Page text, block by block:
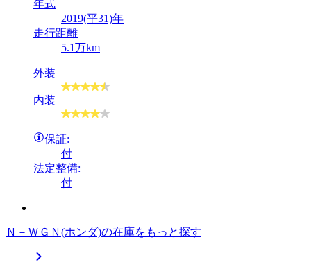
年式
2019(平31)年
走行距離
5.1万km
外装
内装
保証:
付
法定整備:
付
Ｎ－ＷＧＮ(ホンダ)の在庫をもっと探す